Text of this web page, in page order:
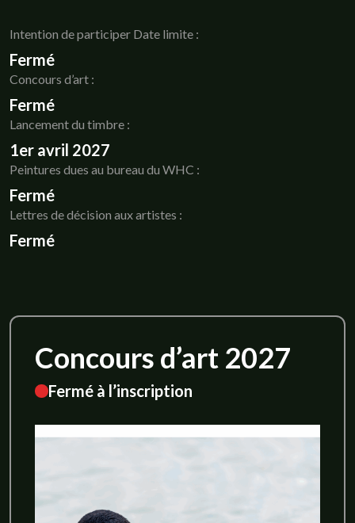
Intention de participer Date limite :
Fermé
Concours d’art :
Fermé
Lancement du timbre :
1er avril 2027
Peintures dues au bureau du WHC :
Fermé
Lettres de décision aux artistes :
Fermé
Concours d’art 2027
Fermé à l’inscription